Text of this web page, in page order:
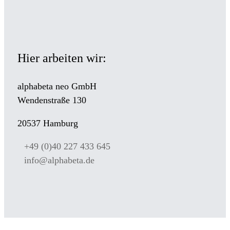
Hier arbeiten wir:
alphabeta neo GmbH
Wendenstraße 130
20537 Hamburg
+49 (0)40 227 433 645
info@alphabeta.de